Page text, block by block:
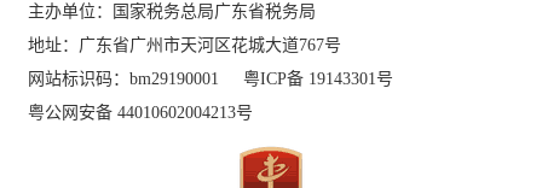
主办单位：国家税务总局广东省税务局
地址：广东省广州市天河区花城大道767号
网站标识码：bm29190001
粤ICP备 19143301号
粤公网安备 44010602004213号